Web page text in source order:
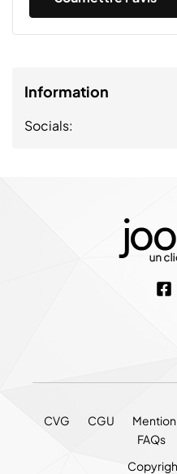
Information
Socials:
CVG CGU
FAQs